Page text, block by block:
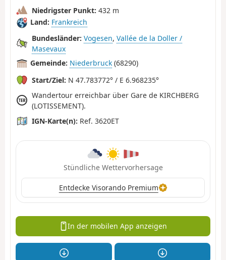
Niedrigster Punkt: 432 m
Land: Frankreich
Bundesländer: Vogesen, Vallée de la Doller /
Masevaux
Gemeinde: Niederbruck (68290)
Start/Ziel: N 47.783772° / E 6.968235°
Wandertour erreichbar über Gare de KIRCHBERG
(LOTISSEMENT).
IGN-Karte(n): Ref. 3620ET
Stündliche Wettervorhersage
Entdecke Visorando Premium
In der mobilen App anzeigen